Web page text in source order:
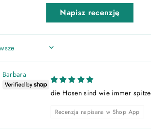
Napisz recenzję
BY
Barbara
die Hosen sind wie immer spitze
Recenzja napisana w Shop App